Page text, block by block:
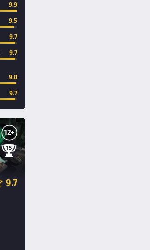
9.9
9.5
9.7
9.7
9.8
9.7
15
12+
9.7